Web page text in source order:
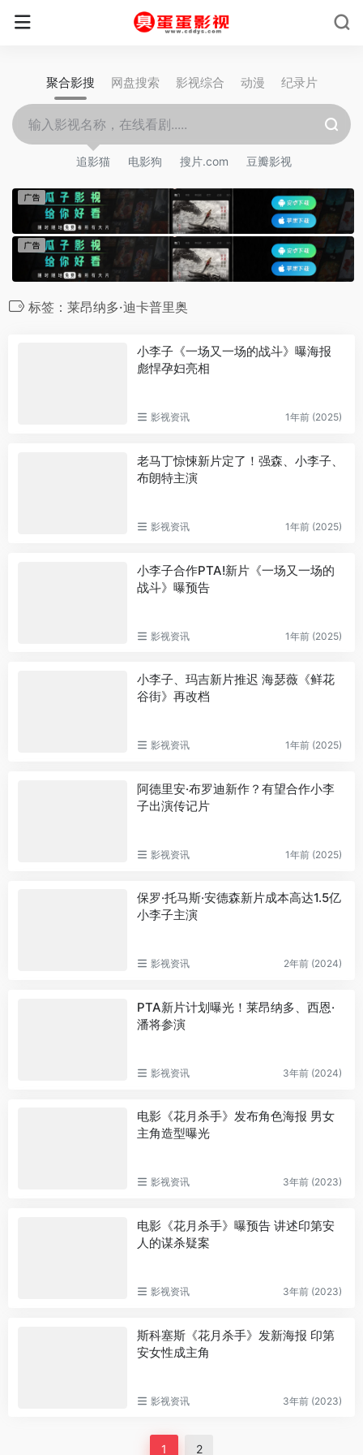
聚合影搜 网盘搜索 影视综合 动漫 纪录片
追影猫 电影狗 搜片.com 豆瓣影视
标签：莱昂纳多·迪卡普里奥
小李子《一场又一场的战斗》曝海报
彪悍孕妇亮相
影视资讯 1年前 (2025)
老马丁惊悚新片定了！强森、小李子、
布朗特主演
影视资讯 1年前 (2025)
小李子合作PTA!新片《一场又一场的
战斗》曝预告
影视资讯 1年前 (2025)
小李子、玛吉新片推迟 海瑟薇《鲜花
谷街》再改档
影视资讯 1年前 (2025)
阿德里安·布罗迪新作？有望合作小李
子出演传记片
影视资讯 1年前 (2025)
保罗·托马斯·安德森新片成本高达1.5亿
小李子主演
影视资讯 2年前 (2024)
PTA新片计划曝光！莱昂纳多、西恩·
潘将参演
影视资讯 3年前 (2024)
电影《花月杀手》发布角色海报 男女
主角造型曝光
影视资讯 3年前 (2023)
电影《花月杀手》曝预告 讲述印第安
人的谋杀疑案
影视资讯 3年前 (2023)
斯科塞斯《花月杀手》发新海报 印第
安女性成主角
影视资讯 3年前 (2023)
1 2